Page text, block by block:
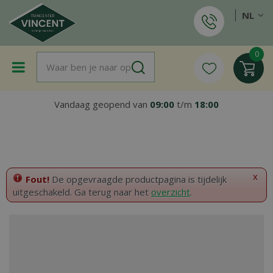
a
Vandaag geopend van 09:00 t/m 18:00
NL
x
Fout! De opgevraagde productpagina is tijdelijk
uitgeschakeld. Ga terug naar het overzicht.